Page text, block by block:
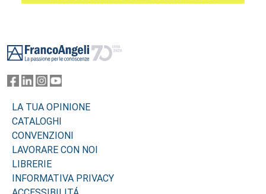
LA TUA OPINIONE
CATALOGHI
CONVENZIONI
LAVORARE CON NOI
LIBRERIE
INFORMATIVA PRIVACY